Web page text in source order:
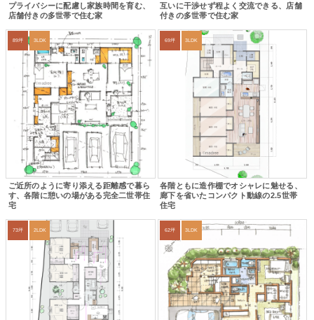
プライバシーに配慮し家族時間を育む、
店舗付きの多世帯で住む家
互いに干渉せず程よく交流できる、店舗
付きの多世帯で住む家
89坪 3LDK
ご近所のように寄り添える距離感で暮ら
す、各階に憩いの場がある完全二世帯住
宅
69坪 3LDK
各階ともに造作棚でオシャレに魅せる、
廊下を省いたコンパクト動線の2.5世帯
住宅
73坪 2LDK 62坪 3LDK